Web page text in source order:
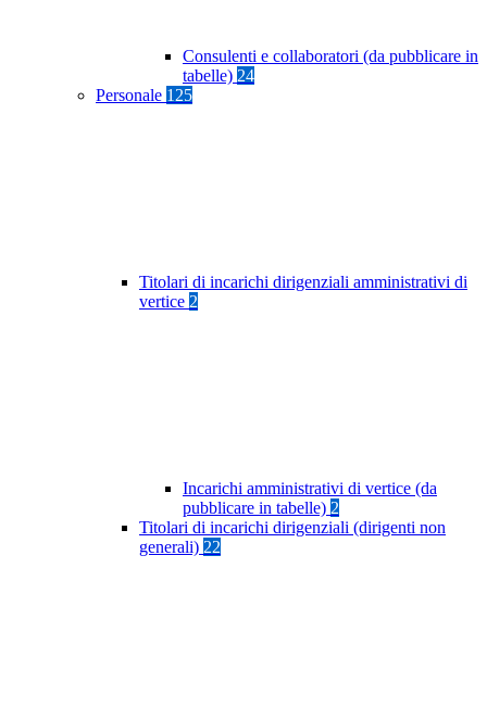
Consulenti e collaboratori (da pubblicare in
tabelle) 24
Personale 125
Titolari di incarichi dirigenziali amministrativi di
vertice 2
Incarichi amministrativi di vertice (da
pubblicare in tabelle) 2
Titolari di incarichi dirigenziali (dirigenti non
generali) 22